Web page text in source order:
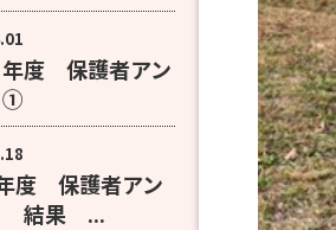
年度 保護者アン
①
度 保護者アン
結果 ...